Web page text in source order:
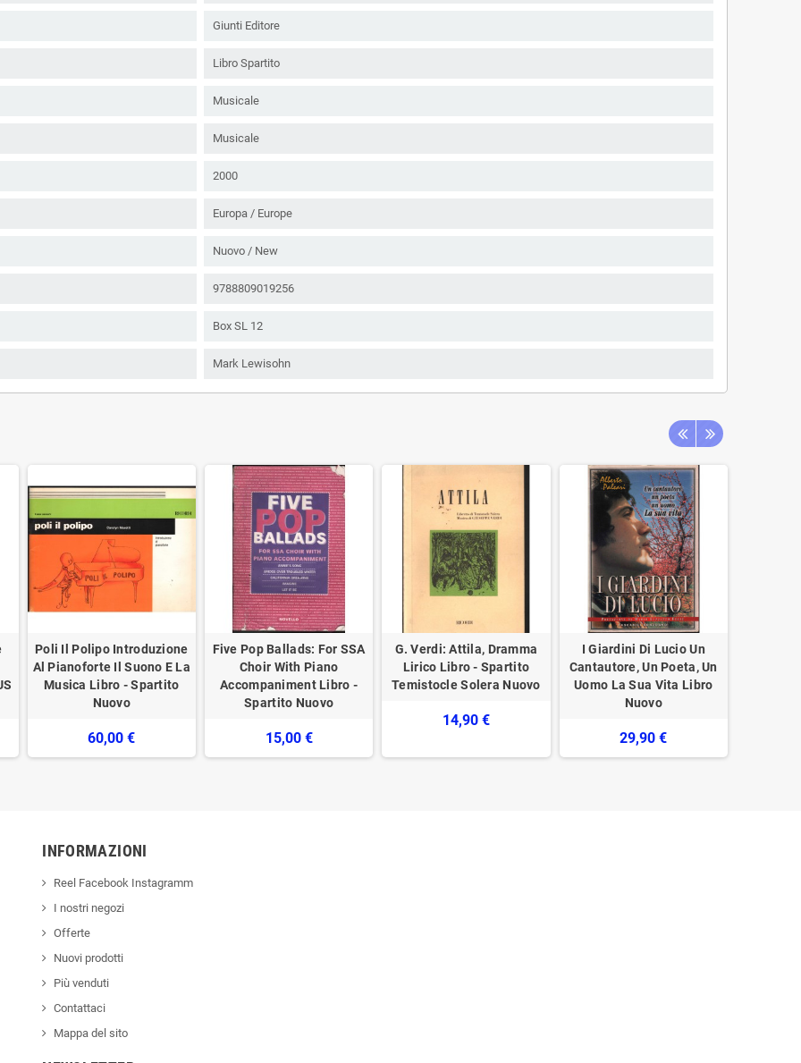
Giunti Editore
Libro Spartito
Musicale
Musicale
2000
Europa / Europe
Nuovo / New
9788809019256
Box SL 12
Mark Lewisohn
Poli Il Polipo Introduzione
Al Pianoforte Il Suono E La
Musica Libro - Spartito
Nuovo
60,00 €
Five Pop Ballads: For SSA
Choir With Piano
Accompaniment Libro -
Spartito Nuovo
15,00 €
G. Verdi: Attila, Dramma
Lirico Libro - Spartito
Temistocle Solera Nuovo
14,90 €
I Giardini Di Lucio Un
Cantautore, Un Poeta, Un
Uomo La Sua Vita Libro
Nuovo
29,90 €
INFORMAZIONI
Reel Facebook Instagramm
I nostri negozi
Offerte
Nuovi prodotti
Più venduti
Contattaci
Mappa del sito